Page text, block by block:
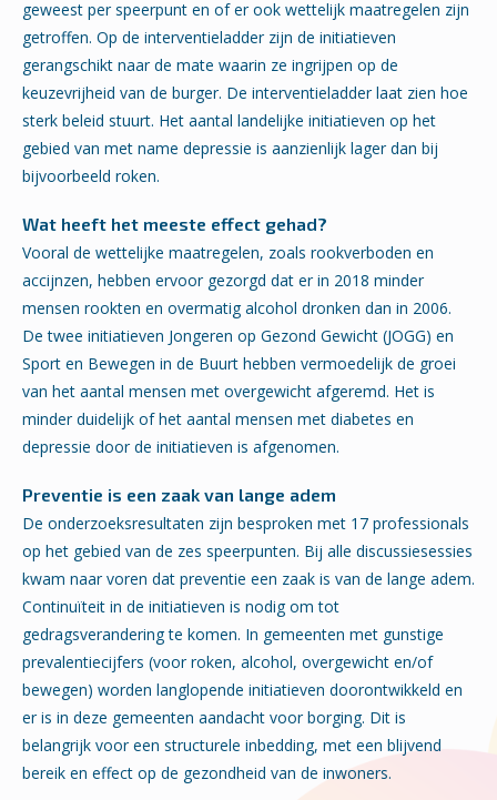
geweest per speerpunt en of er ook wettelijk maatregelen zijn
getroffen. Op de interventieladder zijn de initiatieven
gerangschikt naar de mate waarin ze ingrijpen op de
keuzevrijheid van de burger. De interventieladder laat zien hoe
sterk beleid stuurt. Het aantal landelijke initiatieven op het
gebied van met name depressie is aanzienlijk lager dan bij
bijvoorbeeld roken.
Wat heeft het meeste effect gehad?
Vooral de wettelijke maatregelen, zoals rookverboden en
accijnzen, hebben ervoor gezorgd dat er in 2018 minder
mensen rookten en overmatig alcohol dronken dan in 2006.
De twee initiatieven Jongeren op Gezond Gewicht (JOGG) en
Sport en Bewegen in de Buurt hebben vermoedelijk de groei
van het aantal mensen met overgewicht afgeremd. Het is
minder duidelijk of het aantal mensen met diabetes en
depressie door de initiatieven is afgenomen.
Preventie is een zaak van lange adem
De onderzoeksresultaten zijn besproken met 17 professionals
op het gebied van de zes speerpunten. Bij alle discussiesessies
kwam naar voren dat preventie een zaak is van de lange adem.
Continuïteit in de initiatieven is nodig om tot
gedragsverandering te komen. In gemeenten met gunstige
prevalentiecijfers (voor roken, alcohol, overgewicht en/of
bewegen) worden langlopende initiatieven doorontwikkeld en
er is in deze gemeenten aandacht voor borging. Dit is
belangrijk voor een structurele inbedding, met een blijvend
bereik en effect op de gezondheid van de inwoners.